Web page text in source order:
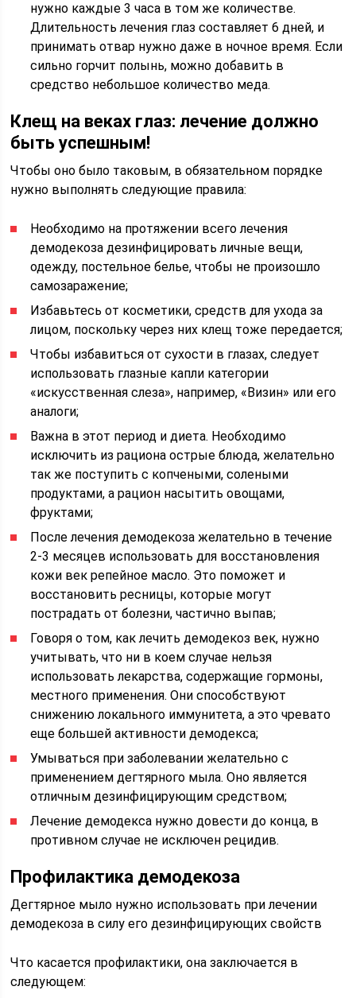
нужно каждые 3 часа в том же количестве.
Длительность лечения глаз составляет 6 дней, и
принимать отвар нужно даже в ночное время. Если
сильно горчит полынь, можно добавить в
средство небольшое количество меда.
Клещ на веках глаз: лечение должно
быть успешным!
Чтобы оно было таковым, в обязательном порядке
нужно выполнять следующие правила:
Необходимо на протяжении всего лечения
демодекоза дезинфицировать личные вещи,
одежду, постельное белье, чтобы не произошло
самозаражение;
Избавьтесь от косметики, средств для ухода за
лицом, поскольку через них клещ тоже передается;
Чтобы избавиться от сухости в глазах, следует
использовать глазные капли категории
«искусственная слеза», например, «Визин» или его
аналоги;
Важна в этот период и диета. Необходимо
исключить из рациона острые блюда, желательно
так же поступить с копчеными, солеными
продуктами, а рацион насытить овощами,
фруктами;
После лечения демодекоза желательно в течение
2-3 месяцев использовать для восстановления
кожи век репейное масло. Это поможет и
восстановить ресницы, которые могут
пострадать от болезни, частично выпав;
Говоря о том, как лечить демодекоз век, нужно
учитывать, что ни в коем случае нельзя
использовать лекарства, содержащие гормоны,
местного применения. Они способствуют
снижению локального иммунитета, а это чревато
еще большей активности демодекса;
Умываться при заболевании желательно с
применением дегтярного мыла. Оно является
отличным дезинфицирующим средством;
Лечение демодекса нужно довести до конца, в
противном случае не исключен рецидив.
Профилактика демодекоза
Дегтярное мыло нужно использовать при лечении
демодекоза в силу его дезинфицирующих свойств
Что касается профилактики, она заключается в
следующем: